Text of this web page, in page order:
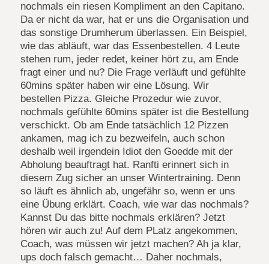
nochmals ein riesen Kompliment an den Capitano.
Da er nicht da war, hat er uns die Organisation und
das sonstige Drumherum überlassen. Ein Beispiel,
wie das abläuft, war das Essenbestellen. 4 Leute
stehen rum, jeder redet, keiner hört zu, am Ende
fragt einer und nu? Die Frage verläuft und gefühlte
60mins später haben wir eine Lösung. Wir
bestellen Pizza. Gleiche Prozedur wie zuvor,
nochmals gefühlte 60mins später ist die Bestellung
verschickt. Ob am Ende tatsächlich 12 Pizzen
ankamen, mag ich zu bezweifeln, auch schon
deshalb weil irgendein Idiot den Goedde mit der
Abholung beauftragt hat. Ranfti erinnert sich in
diesem Zug sicher an unser Wintertraining. Denn
so läuft es ähnlich ab, ungefähr so, wenn er uns
eine Übung erklärt. Coach, wie war das nochmals?
Kannst Du das bitte nochmals erklären? Jetzt
hören wir auch zu! Auf dem PLatz angekommen,
Coach, was müssen wir jetzt machen? Ah ja klar,
ups doch falsch gemacht… Daher nochmals,